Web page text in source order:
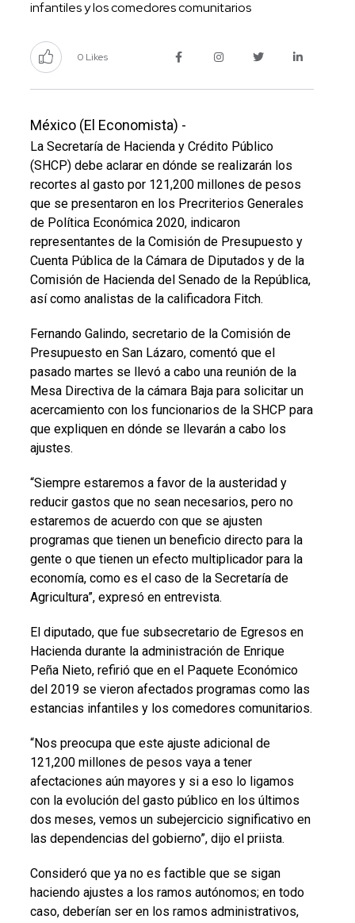
infantiles y los comedores comunitarios
0 Likes
México (El Economista) -
La Secretaría de Hacienda y Crédito Público
(SHCP) debe aclarar en dónde se realizarán los
recortes al gasto por 121,200 millones de pesos
que se presentaron en los Precriterios Generales
de Política Económica 2020, indicaron
representantes de la Comisión de Presupuesto y
Cuenta Pública de la Cámara de Diputados y de la
Comisión de Hacienda del Senado de la República,
así como analistas de la calificadora Fitch.
Fernando Galindo, secretario de la Comisión de
Presupuesto en San Lázaro, comentó que el
pasado martes se llevó a cabo una reunión de la
Mesa Directiva de la cámara Baja para solicitar un
acercamiento con los funcionarios de la SHCP para
que expliquen en dónde se llevarán a cabo los
ajustes.
“Siempre estaremos a favor de la austeridad y
reducir gastos que no sean necesarios, pero no
estaremos de acuerdo con que se ajusten
programas que tienen un beneficio directo para la
gente o que tienen un efecto multiplicador para la
economía, como es el caso de la Secretaría de
Agricultura”, expresó en entrevista.
El diputado, que fue subsecretario de Egresos en
Hacienda durante la administración de Enrique
Peña Nieto, refirió que en el Paquete Económico
del 2019 se vieron afectados programas como las
estancias infantiles y los comedores comunitarios.
“Nos preocupa que este ajuste adicional de
121,200 millones de pesos vaya a tener
afectaciones aún mayores y si a eso lo ligamos
con la evolución del gasto público en los últimos
dos meses, vemos un subejercicio significativo en
las dependencias del gobierno”, dijo el priista.
Consideró que ya no es factible que se sigan
haciendo ajustes a los ramos autónomos; en todo
caso, deberían ser en los ramos administrativos,